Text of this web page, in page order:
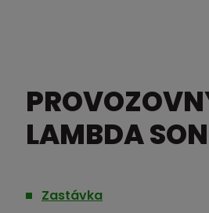
LAMBDA
Zastávka